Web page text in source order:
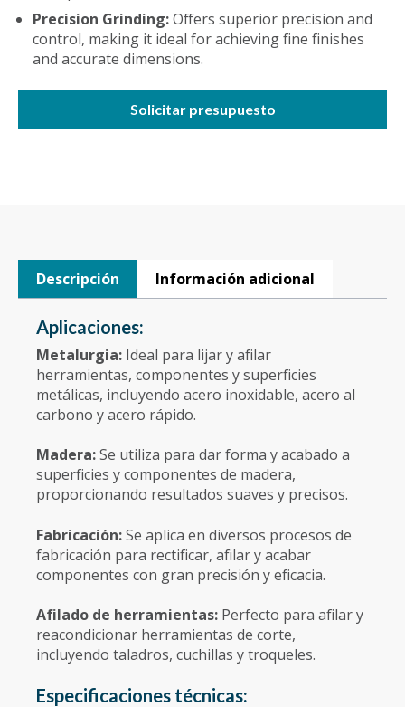
Precision Grinding:Offers superior precision and
control, making it ideal for achieving fine finishes
and accurate dimensions.
Solicitar presupuesto
Descripción Información adicional
Aplicaciones:
Metalurgia: Ideal para lijar y afilar
herramientas, componentes y superficies
metálicas, incluyendo acero inoxidable, acero al
carbono y acero rápido.
Madera:Se utiliza para dar forma y acabado a
superficies y componentes de madera,
proporcionando resultados suaves y precisos.
Fabricación:Se aplica en diversos procesos de
fabricación para rectificar, afilar y acabar
componentes con gran precisión y eficacia.
Afilado de herramientas: Perfecto para afilar y
reacondicionar herramientas de corte,
incluyendo taladros, cuchillas y troqueles.
Especificaciones técnicas: